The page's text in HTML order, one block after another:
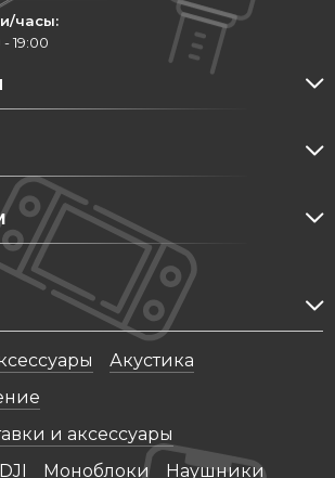
часы:
19:00
Акустика
и аксессуары
Моноблоки Наушники